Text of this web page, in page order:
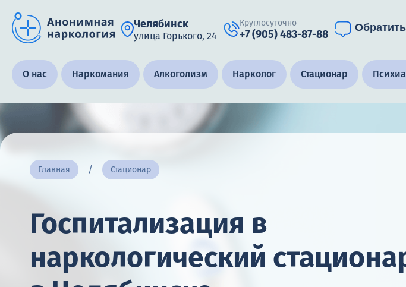
Челябинск
улица Горького, 24
Круглосуточно
+7 (905) 483-87-88
Получить помощь специалиста
Адрес call-центра
Челябинск, улица Горького, 24
О нас Наркомания Алкоголизм Нарколог Стационар
Главная Стационар
Госпитализация в
наркологический